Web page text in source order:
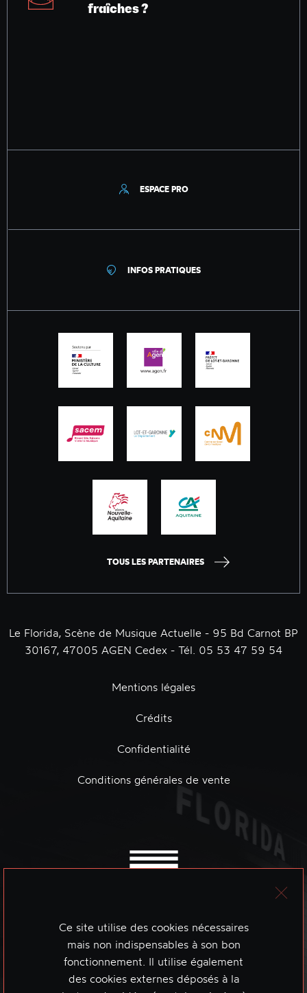
fraîches ?
ESPACE PRO
INFOS PRATIQUES
TOUS LES PARTENAIRES
Le Florida, Scène de Musique Actuelle - 95 Bd Carnot BP
30167, 47005 AGEN Cedex - Tél. 05 53 47 59 54
Mentions légales
Crédits
Confidentialité
Conditions générales de vente
Ce site utilise des cookies nécessaires
mais non indispensables à son bon
fonctionnement. Il utilise également
des cookies externes déposés à la